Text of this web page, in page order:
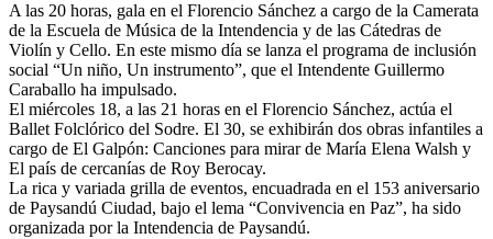
A las 20 horas, gala en el Florencio Sánchez a cargo de la Camerata
de la Escuela de Música de la Intendencia y de las Cátedras de
Violín y Cello. En este mismo día se lanza el programa de inclusión
social “Un niño, Un instrumento”, que el Intendente Guillermo
Caraballo ha impulsado.
El miércoles 18, a las 21 horas en el Florencio Sánchez, actúa el
Ballet Folclórico del Sodre. El 30, se exhibirán dos obras infantiles a
cargo de El Galpón: Canciones para mirar de María Elena Walsh y
El país de cercanías de Roy Berocay.
La rica y variada grilla de eventos, encuadrada en el 153 aniversario
de Paysandú Ciudad, bajo el lema “Convivencia en Paz”, ha sido
organizada por la Intendencia de Paysandú.